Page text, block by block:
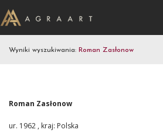
Wyniki wyszukiwania: Roman Zasłonow
Roman Zasłonow
ur. 1962 , kraj: Polska